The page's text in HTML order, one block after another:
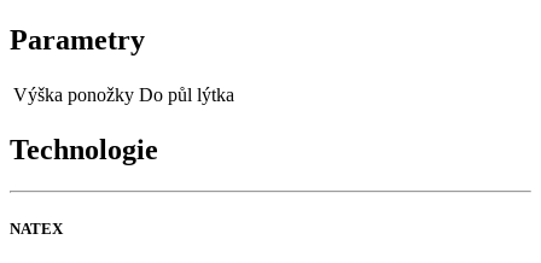
Parametry
Výška ponožky Do půl lýtka
Technologie
NATEX